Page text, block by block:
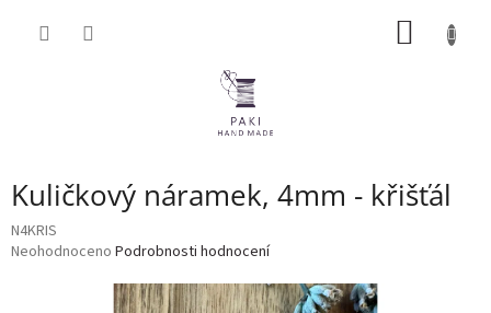
Kuličkový náramek, 4mm - křišťál
N4KRIS
Průměrné
Neohodnoceno Podrobnosti hodnocení